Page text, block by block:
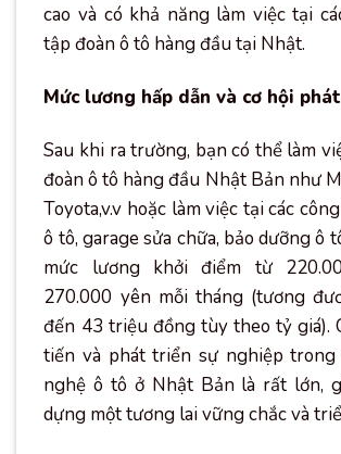
cao và có khả năng làm việc tại
tập đoàn ô tô hàng đầu tại Nhật.
Mức lương hấp dẫn và cơ hội
Sau khi ra trường, bạn có thể làm
đoàn ô tô hàng đầu Nhật Bản như
Toyota,v.v hoặc làm việc tại các
ô tô, garage sửa chữa, bảo dưỡng ô
mức lương khởi điểm từ
270.000 yên mỗi tháng (tương
đến 43 triệu đồng tùy theo tỷ giá).
tiến và phát triển sự nghiệp trong
nghệ ô tô ở Nhật Bản là rất lớn,
dựng một tương lai vững chắc và